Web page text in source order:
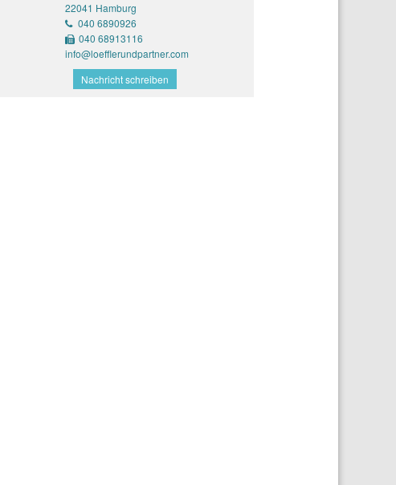
22041 Hamburg
040 6890926
040 68913116
info@loefflerundpartner.com
Nachricht schreiben